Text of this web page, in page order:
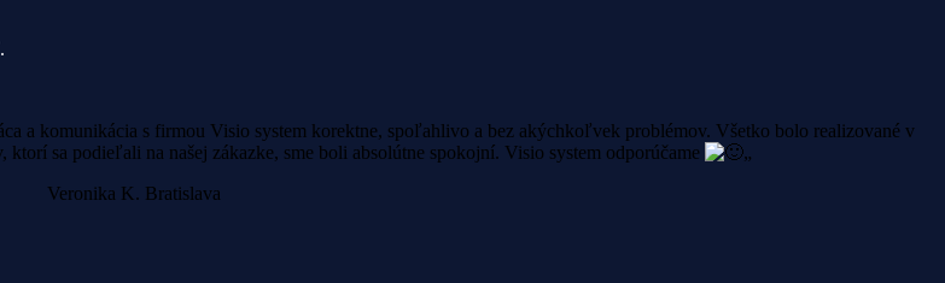
a komunikácia s firmou Visio system korektne, spoľahlivo a bez akýchkoľvek problémov. Všetko bolo realizované v
sa podieľali na našej zákazke, sme boli absolútne spokojní. Visio system odporúčame
„
Veronika K. Bratislava